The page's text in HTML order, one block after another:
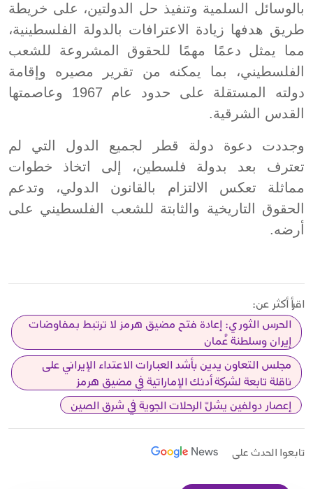
بالوسائل السلمية وتنفيذ حل الدولتين، على خريطة
طريق هدفها زيادة الاعترافات بالدولة الفلسطينية،
مما يمثل دعمًا مهمًا للحقوق المشروعة للشعب
الفلسطيني، بما يمكنه من تقرير مصيره وإقامة
دولته المستقلة على حدود عام 1967 وعاصمتها
القدس الشرقية.
وجددت دعوة دولة قطر لجميع الدول التي لم
تعترف بعد بدولة فلسطين، إلى اتخاذ خطوات
مماثلة تعكس الالتزام بالقانون الدولي، وتدعم
الحقوق التاريخية والثابتة للشعب الفلسطيني على
أرضه.
اقرأ أكثر عن:
الحرس الثوري: إعادة فتح مضيق هرمز لا ترتبط بمفاوضات
إيران وسلطنة عُمان
مجلس التعاون يدين بأشد العبارات الاعتداء الإيراني على
ناقلة تابعة لشركة أدنك الإماراتية في مضيق هرمز
إعصار دولفين يشلّ الرحلات الجوية في شرق الصين
تابعوا الحدث على